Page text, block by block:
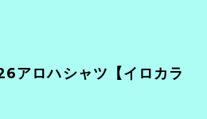
アロハシャツ【イロカラ